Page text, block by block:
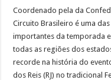
Coordenado pela da
Circuito Brasileiro é uma
importantes da temporada
todas as regiões dos
recorde na história do
dos Reis (RJ) no tradicional